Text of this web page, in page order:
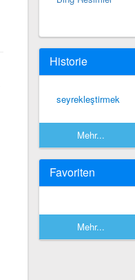
Historie
seyrekleştirmek
Mehr...
Favoriten
Mehr...